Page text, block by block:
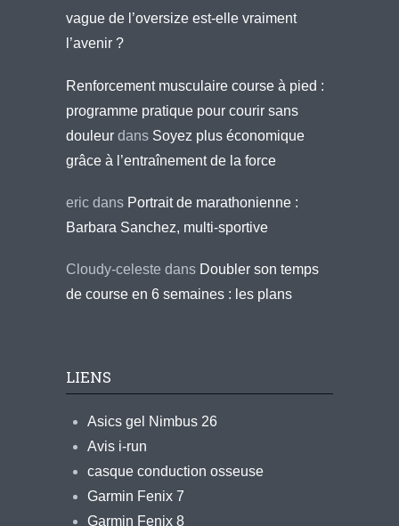
vague de l’oversize est-elle vraiment
l’avenir ?
Renforcement musculaire course à pied :
programme pratique pour courir sans
douleur dans Soyez plus économique
grâce à l’entraînement de la force
eric dans Portrait de marathonienne :
Barbara Sanchez, multi-sportive
Cloudy-celeste dans Doubler son temps
de course en 6 semaines : les plans
LIENS
Asics gel Nimbus 26
Avis i-run
casque conduction osseuse
Garmin Fenix 7
Garmin Fenix 8